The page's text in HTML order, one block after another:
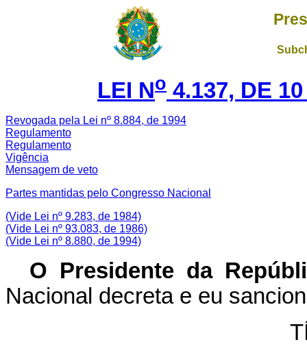
LEI No 4.137, DE
Revogada pela Lei nº 8.884, de 1994
Regulamento
Regulamento
Vigência
Mensagem de veto
Partes mantidas pelo Congresso Nacional
(Vide Lei nº 9.283, de 1984)
(Vide Lei nº 93.083, de 1986)
(Vide Lei nº 8.880, de 1994)
O Presidente da
Nacional decreta e eu